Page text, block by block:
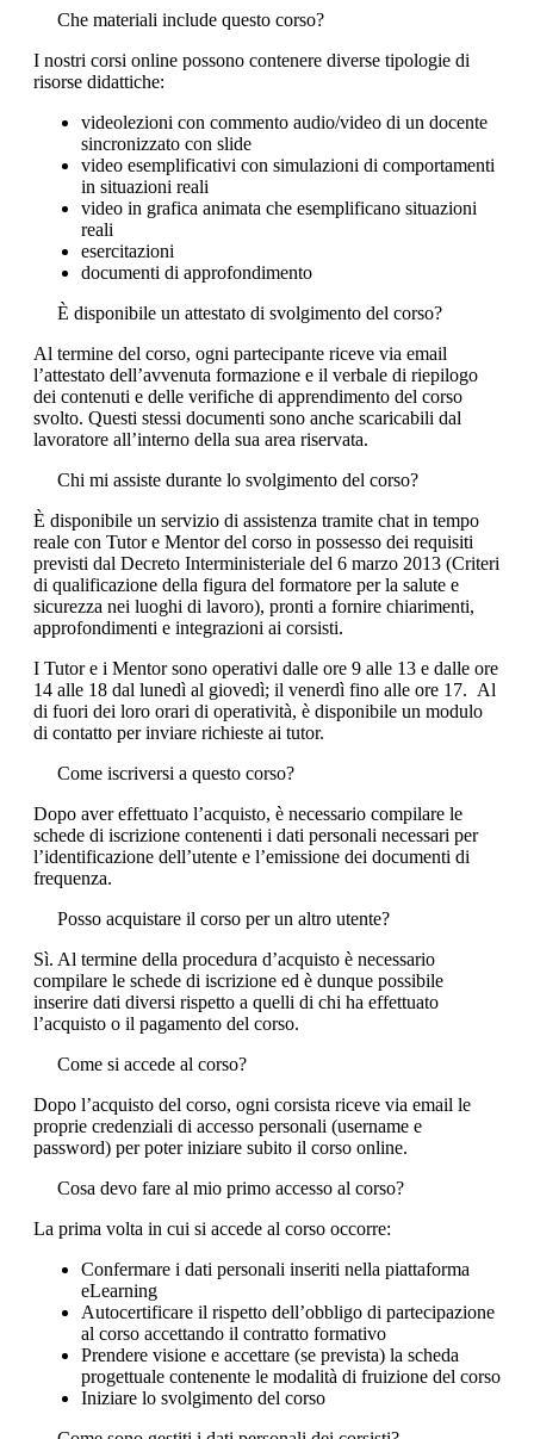
Che materiali include questo corso?
I nostri corsi online possono contenere diverse tipologie di
risorse didattiche:
videolezioni con commento audio/video di un docente
sincronizzato con slide
video esemplificativi con simulazioni di comportamenti
in situazioni reali
video in grafica animata che esemplificano situazioni
reali
esercitazioni
documenti di approfondimento
È disponibile un attestato di svolgimento del corso?
Al termine del corso, ogni partecipante riceve via email
l’attestato dell’avvenuta formazione e il verbale di riepilogo
dei contenuti e delle verifiche di apprendimento del corso
svolto. Questi stessi documenti sono anche scaricabili dal
lavoratore all’interno della sua area riservata.
Chi mi assiste durante lo svolgimento del corso?
È disponibile un servizio di assistenza tramite chat in tempo
reale con Tutor e Mentor del corso in possesso dei requisiti
previsti dal Decreto Interministeriale del 6 marzo 2013 (Criteri
di qualificazione della figura del formatore per la salute e
sicurezza nei luoghi di lavoro), pronti a fornire chiarimenti,
approfondimenti e integrazioni ai corsisti.
I Tutor e i Mentor sono operativi dalle ore 9 alle 13 e dalle ore
14 alle 18 dal lunedì al giovedì; il venerdì fino alle ore 17. Al
di fuori dei loro orari di operatività, è disponibile un modulo
di contatto per inviare richieste ai tutor.
Come iscriversi a questo corso?
Dopo aver effettuato l’acquisto, è necessario compilare le
schede di iscrizione contenenti i dati personali necessari per
l’identificazione dell’utente e l’emissione dei documenti di
frequenza.
Posso acquistare il corso per un altro utente?
Sì. Al termine della procedura d’acquisto è necessario
compilare le schede di iscrizione ed è dunque possibile
inserire dati diversi rispetto a quelli di chi ha effettuato
l’acquisto o il pagamento del corso.
Come si accede al corso?
Dopo l’acquisto del corso, ogni corsista riceve via email le
proprie credenziali di accesso personali (username e
password) per poter iniziare subito il corso online.
Cosa devo fare al mio primo accesso al corso?
La prima volta in cui si accede al corso occorre:
Confermare i dati personali inseriti nella piattaforma
eLearning
Autocertificare il rispetto dell’obbligo di partecipazione
al corso accettando il contratto formativo
Prendere visione e accettare (se prevista) la scheda
progettuale contenente le modalità di fruizione del corso
Iniziare lo svolgimento del corso